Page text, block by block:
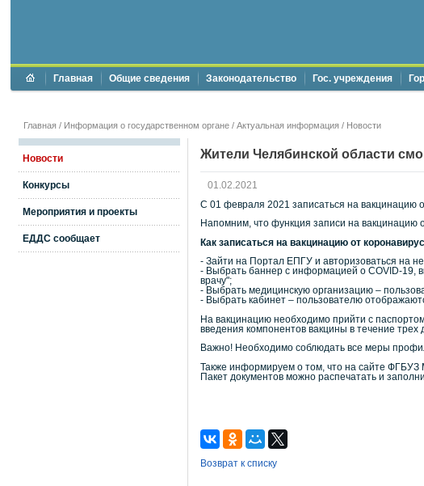
Главная Общие сведения Законодательство Гос. учреждения
Главная / Информация о государственном органе / Актуальная информация / Новости
Новости
Конкурсы
Мероприятия и проекты
ЕДДС сообщает
Жители Челябинской области
01.02.2021
С 01 февраля 2021 записаться на вакцинацию
Напомним, что функция записи на вакцинацию
Как записаться на вакцинацию от
- Зайти на Портал ЕПГУ и авторизоваться на
- Выбрать баннер с информацией о COVID-19,
врачу";
- Выбрать медицинскую организацию –
- Выбрать кабинет – пользователю
На вакцинацию необходимо прийти с
введения компонентов вакцины в течение трех
Важно! Необходимо соблюдать все меры
Также информируем о том, что на сайте
Пакет документов можно распечатать и
Возврат к списку